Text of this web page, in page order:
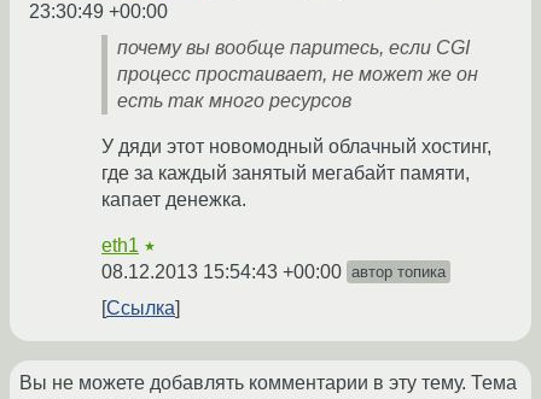
23:30:49 +00:00
почему вы вообще паритесь, если CGI
процесс простаивает, не может же он
есть так много ресурсов
У дяди этот новомодный облачный хостинг,
где за каждый занятый мегабайт памяти,
капает денежка.
eth1 ★
08.12.2013 15:54:43 +00:00 автор топика
Ссылка
Вы не можете добавлять комментарии в эту тему. Тема